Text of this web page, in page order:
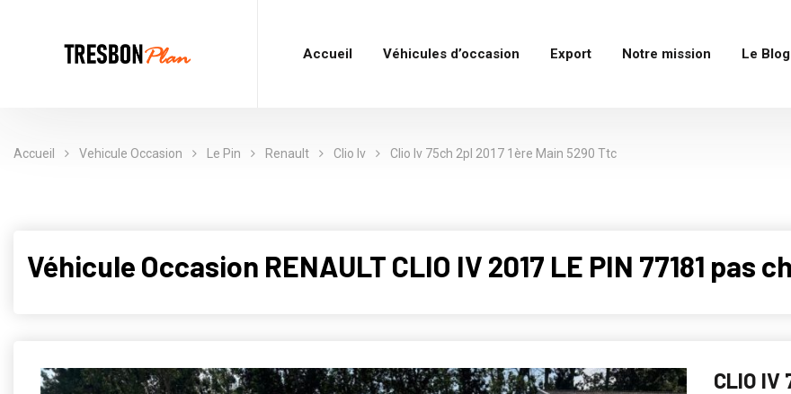
Accueil Véhicules d’occasion Export Notre mission Le Blog
Accueil Vehicule Occasion Le Pin Renault Clio Iv Clio Iv 75ch 2pl 2017 1ère Main 5290 Ttc
Véhicule Occasion RENAULT CLIO IV 2017 LE PIN 77181 pas
CLIO IV